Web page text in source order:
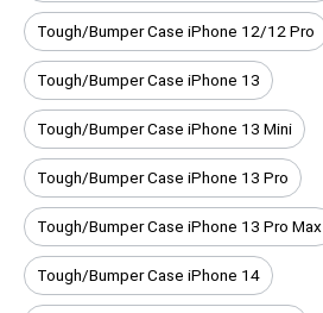
Tough/Bumper Case iPhone 12/12 Pro
Tough/Bumper Case iPhone 13
Tough/Bumper Case iPhone 13 Mini
Tough/Bumper Case iPhone 13 Pro
Tough/Bumper Case iPhone 13 Pro Max
Tough/Bumper Case iPhone 14